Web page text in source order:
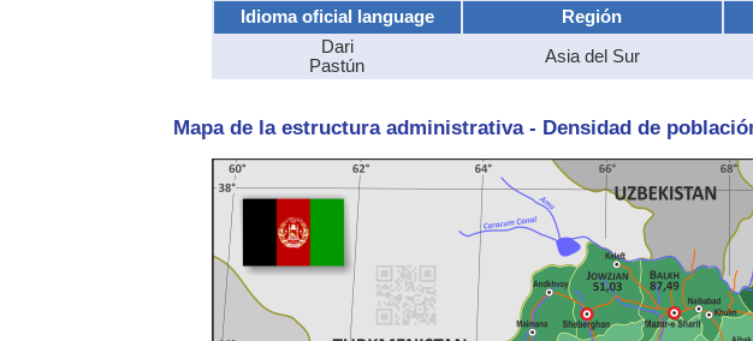
Idioma oficial language
Región
Dari
Pastún
Asia del Sur
Mapa de la estructura administrativa - Densidad de